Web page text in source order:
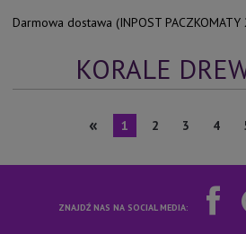
Darmowa dostawa (INPOST
KORALE
« 1 2 3 4
ZNAJDŹ NAS NA SOCIAL MEDIA: